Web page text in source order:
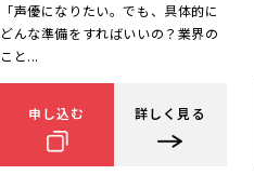
「声優になりたい。でも、具体的に
どんな準備をすればいいの？業界の
こと...
申し込む 詳しく見る